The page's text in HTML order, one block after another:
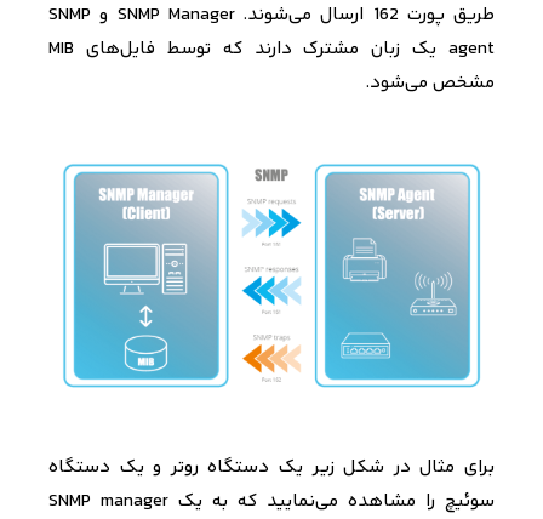
طریق پورت 162 ارسال می‌شوند.SNMP Manager و SNMP
agent یک زبان مشترک دارند که توسط فایل­‌های MIB
مشخص می‌­شود.
برای مثال در شکل زیر یک دستگاه روتر و یک دستگاه
سوئیچ را مشاهده می­‌نمایید که به یک SNMP manager